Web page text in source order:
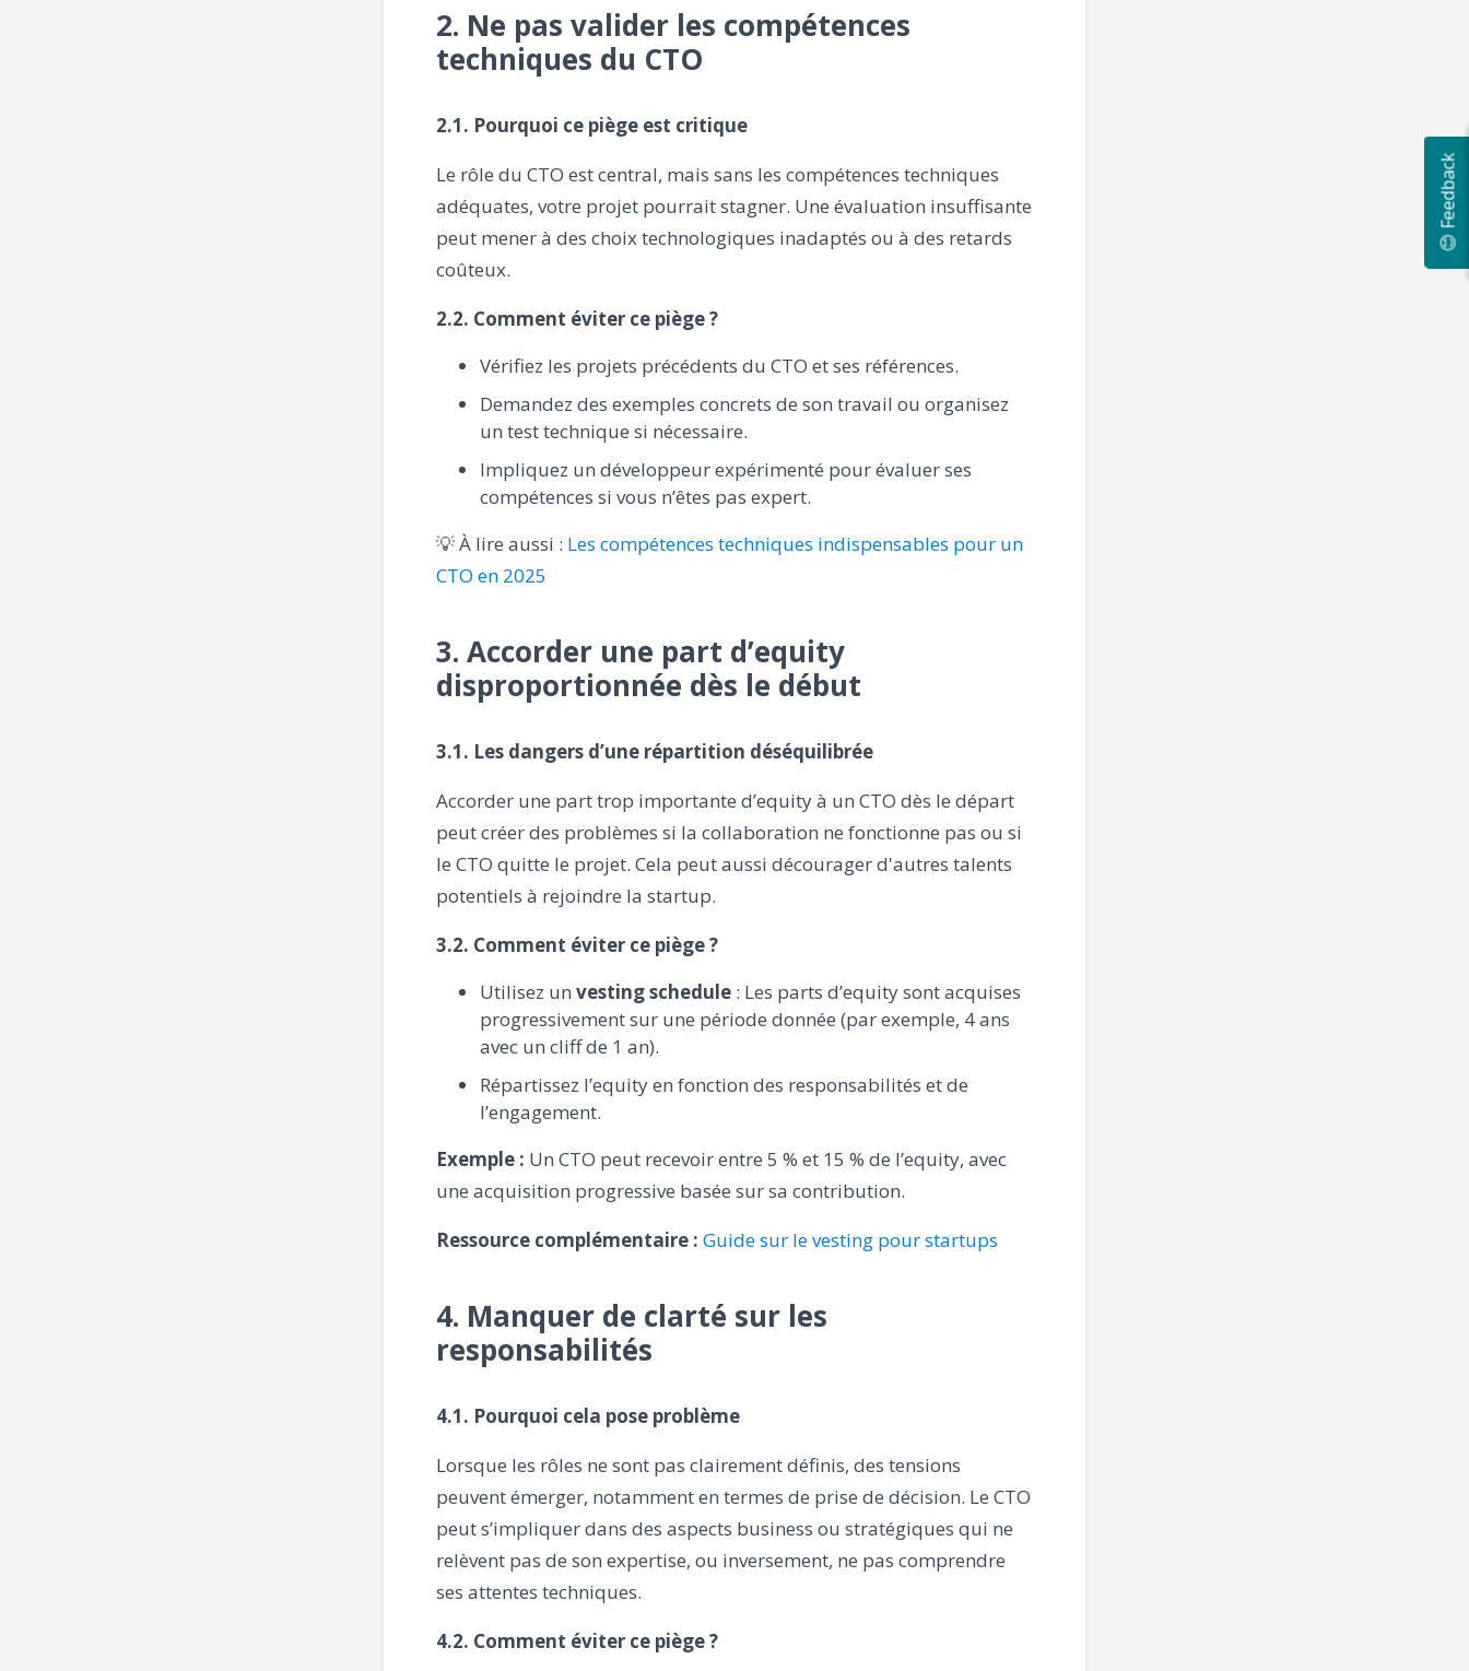
2. Ne pas valider les compétences
techniques du CTO
2.1. Pourquoi ce piège est critique
Le rôle du CTO est central, mais sans les compétences techniques
adéquates, votre projet pourrait stagner. Une évaluation insuffisante
peut mener à des choix technologiques inadaptés ou à des retards
coûteux.
2.2. Comment éviter ce piège ?
Vérifiez les projets précédents du CTO et ses références.
Demandez des exemples concrets de son travail ou organisez
un test technique si nécessaire.
Impliquez un développeur expérimenté pour évaluer ses
compétences si vous n’êtes pas expert.
💡 À lire aussi : Les compétences techniques indispensables pour un
CTO en 2025
3. Accorder une part d’equity
disproportionnée dès le début
3.1. Les dangers d’une répartition déséquilibrée
Accorder une part trop importante d’equity à un CTO dès le départ
peut créer des problèmes si la collaboration ne fonctionne pas ou si
le CTO quitte le projet. Cela peut aussi décourager d'autres talents
potentiels à rejoindre la startup.
3.2. Comment éviter ce piège ?
Utilisez un vesting schedule : Les parts d’equity sont acquises
progressivement sur une période donnée (par exemple, 4 ans
avec un cliff de 1 an).
Répartissez l’equity en fonction des responsabilités et de
l’engagement.
Exemple : Un CTO peut recevoir entre 5 % et 15 % de l’equity, avec
une acquisition progressive basée sur sa contribution.
Ressource complémentaire : Guide sur le vesting pour startups
4. Manquer de clarté sur les
responsabilités
4.1. Pourquoi cela pose problème
Lorsque les rôles ne sont pas clairement définis, des tensions
peuvent émerger, notamment en termes de prise de décision. Le CTO
peut s’impliquer dans des aspects business ou stratégiques qui ne
relèvent pas de son expertise, ou inversement, ne pas comprendre
ses attentes techniques.
4.2. Comment éviter ce piège ?
😊 Feedback